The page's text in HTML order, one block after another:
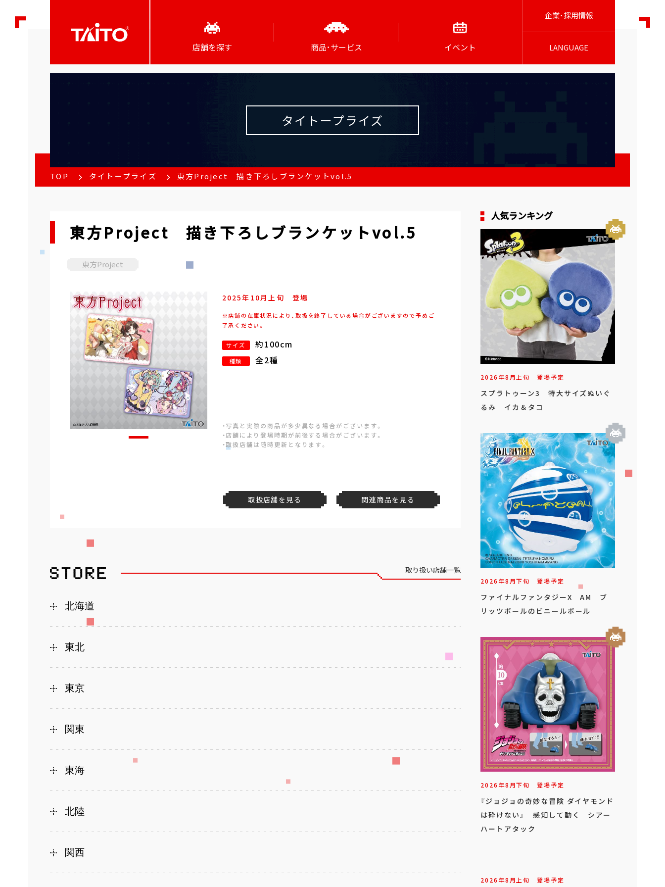
店舗を探す 商品･サービス イベント
企業･採用情報
LANGUAGE
タイトープライズ
TOP タイトープライズ 東方Project 描き下ろしブランケットvol.5
東方Project 描き下ろしブランケットvol.5
東方Project
2025年 10月上旬 登場
※店舗の在庫状況により、取扱を終了している場合がございますので予めご
了承ください。
サイズ 約100cm
種類 全2種
・写真と実際の商品が多少異なる場合がございます。
・店舗により登場時期が前後する場合がございます。
・取扱店舗は随時更新となります。
取扱店舗を見る 関連商品を見る
取り扱い店舗一覧
北海道
東北
東京
関東
東海
北陸
関西
人気ランキング
2026年8月上旬 登場予定
スプラトゥーン3 特大サイズぬいぐ
るみ イカ＆タコ
2026年8月下旬 登場予定
ファイナルファンタジーX AM ブ
リッツボールのビニールボール
2026年8月下旬 登場予定
『ジョジョの奇妙な冒険 ダイヤモンド
は砕けない』 感知して動く シアー
ハートアタック
2026年8月上旬 登場予定